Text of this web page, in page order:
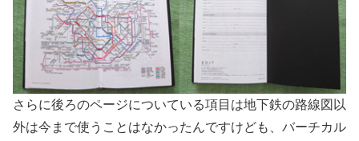
さらに後ろのページについている項目は地下鉄の路線図以
外は今まで使うことはなかったんですけども、バーチカル